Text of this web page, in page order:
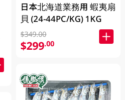
日本北海道業務用 蝦夷扇
貝 (24-44PC/KG) 1KG
$349.00
$299.00